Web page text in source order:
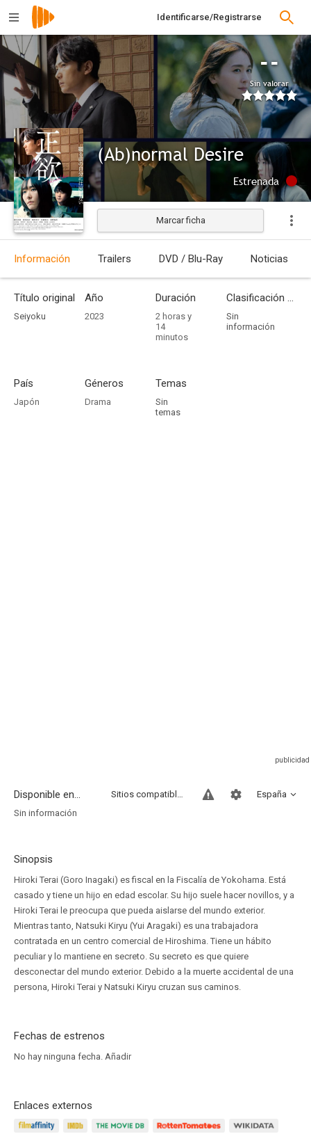
Identificarse/Registrarse
--
Sin valorar
(Ab)normal Desire
Estrenada
Marcar ficha
Información Trailers DVD / Blu-Ray Noticias
Título original
Seiyoku
Año
2023
Duración
2 horas y
14
minutos
Clasificación por edades
Sin
información
País
Japón
Géneros
Drama
Temas
Sin
temas
Disponible en... España
Sitios compatibles
Sin información
Sinopsis
Hiroki Terai (Goro Inagaki) es fiscal en la Fiscalía de Yokohama. Está
casado y tiene un hijo en edad escolar. Su hijo suele hacer novillos, y a
Hiroki Terai le preocupa que pueda aislarse del mundo exterior.
Mientras tanto, Natsuki Kiryu (Yui Aragaki) es una trabajadora
contratada en un centro comercial de Hiroshima. Tiene un hábito
peculiar y lo mantiene en secreto. Su secreto es que quiere
desconectar del mundo exterior. Debido a la muerte accidental de una
persona, Hiroki Terai y Natsuki Kiryu cruzan sus caminos.
Fechas de estrenos
No hay ninguna fecha. Añadir
Enlaces externos